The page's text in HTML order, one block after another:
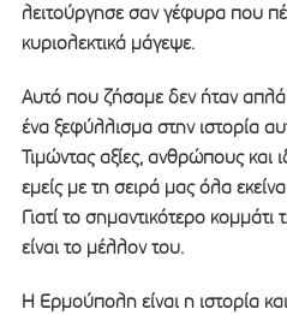
λειτούργησε σαν γέφυρα που
κυριολεκτικά μάγεψε.
Αυτό που ζήσαμε δεν ήταν απλά
ένα ξεφύλλισμα στην ιστορία
Τιμώντας αξίες, ανθρώπους και
εμείς με τη σειρά μας όλα
Γιατί το σημαντικότερο κομμάτι
είναι το μέλλον του.
Η Ερμούπολη είναι η ιστορία